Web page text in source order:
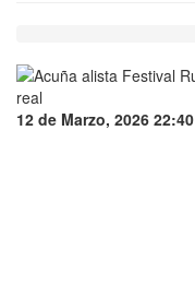
12 de Marzo, 2026 22:40